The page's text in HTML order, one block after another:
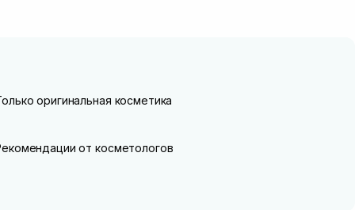
оригинальная косметика
от косметологов